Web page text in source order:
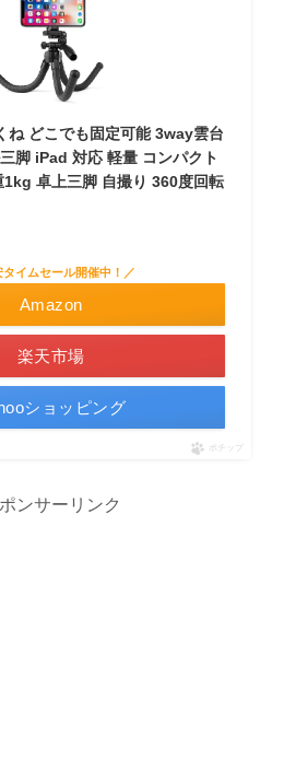
ね どこでも固定可能 3way雲台
脚 iPad 対応 軽量 コンパクト
1kg 卓上三脚 自撮り 360度回転
タイムセール開催中！／
Amazon
楽天市場
ショッピング
ポチップ
ンサーリンク